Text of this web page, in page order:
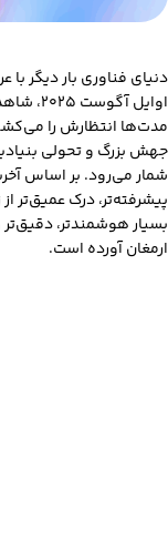
دنیای فناوری بار دیگر
اوایل
مدت‌ها انتظارش را
جهش بزرگ و تحولی
پیشرفته‌تر، درک عمیق‌تر
بسیار هوشمندتر، دقیق‌تر
ارمغان آورده است.